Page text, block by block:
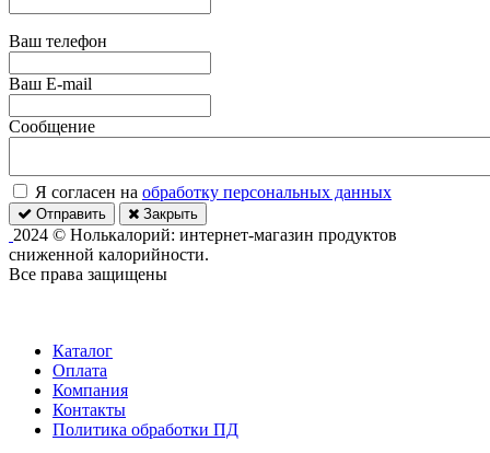
Ваш телефон
Ваш E-mail
Сообщение
Я согласен на обработку персональных данных
Отправить Закрыть
2024 © Нолькалорий: интернет-магазин продуктов
сниженной калорийности.
Все права защищены
Каталог
Оплата
Компания
Контакты
Политика обработки ПД